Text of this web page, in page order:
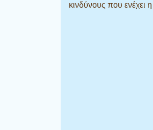
κινδύνους που ενέχει